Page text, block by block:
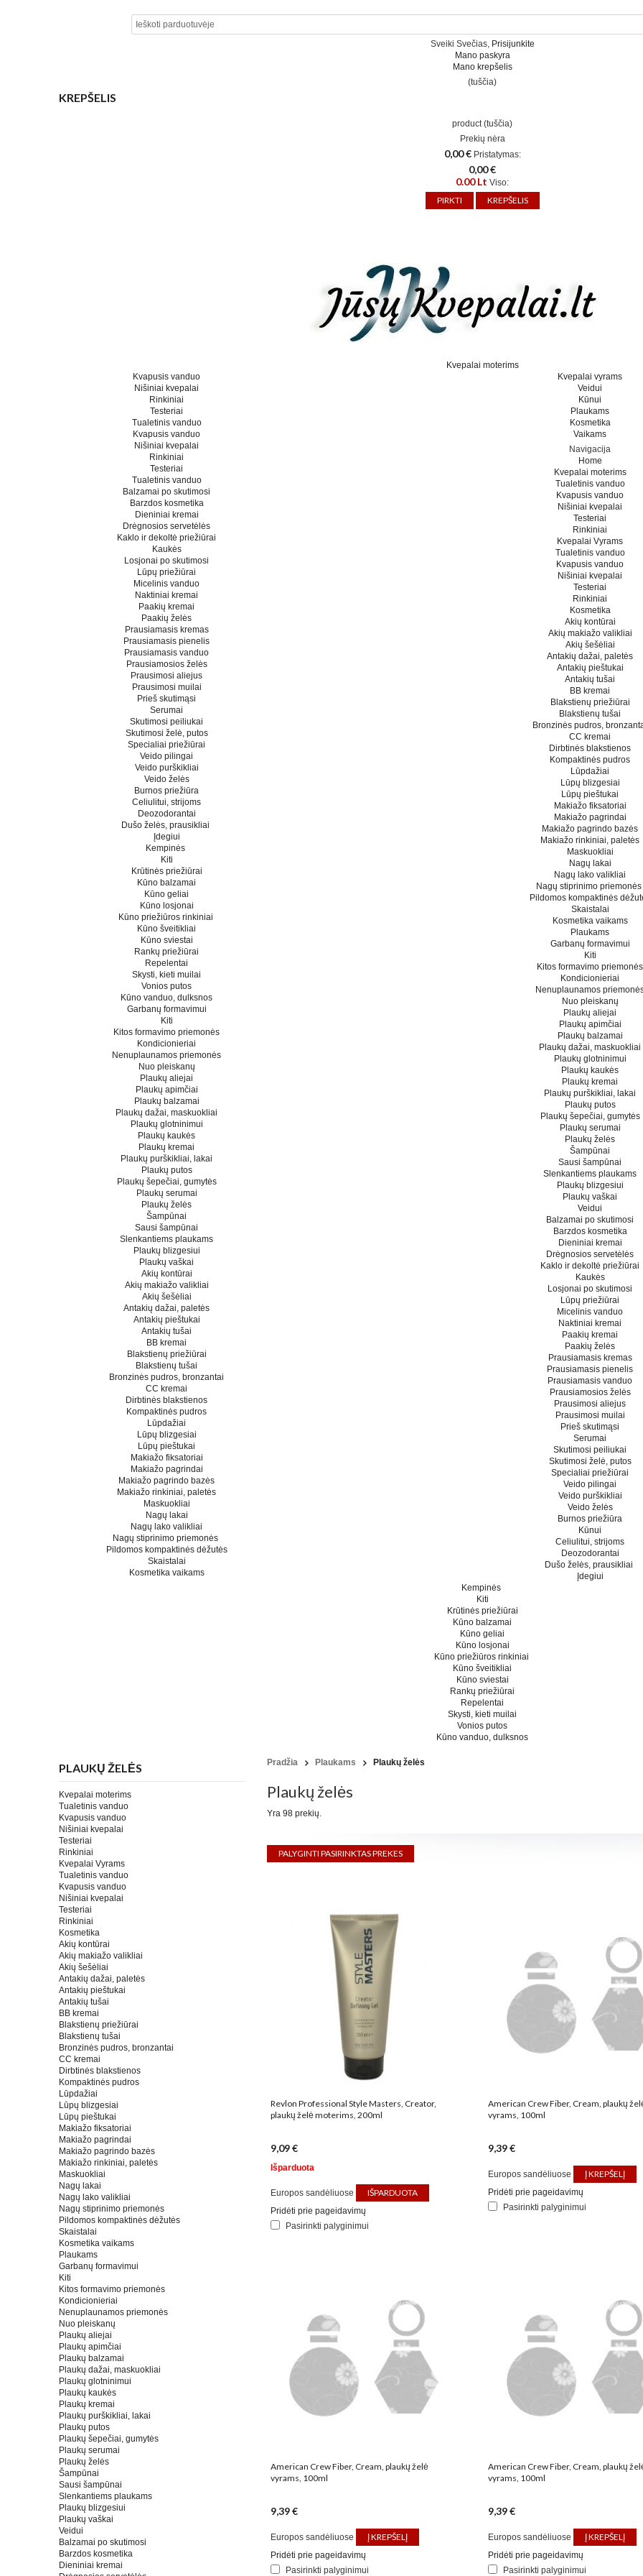
Sveiki Svečias, Prisijunkite
Mano paskyra
Mano krepšelis
(tuščia)
KREPŠELIS
product (tuščia)
Prekių nėra
0,00 € Pristatymas:
0,00 €
0.00 Lt Viso:
PIRKTI KREPŠELIS
Kvepalai moterims
Kvapusis vanduo
Nišiniai kvepalai
Rinkiniai
Testeriai
Tualetinis vanduo
Kvepalai vyrams
Kvapusis vanduo
Nišiniai kvepalai
Rinkiniai
Testeriai
Tualetinis vanduo
Veidui
Balzamai po skutimosi
Barzdos kosmetika
Dieniniai kremai
Drėgnosios servetėlės
Kaklo ir dekoltė priežiūrai
Kaukės
Losjonai po skutimosi
Lūpų priežiūrai
Micelinis vanduo
Naktiniai kremai
Paakių kremai
Paakių želės
Prausiamasis kremas
Prausiamasis pienelis
Prausiamasis vanduo
Prausiamosios želės
Prausimosi aliejus
Prausimosi muilai
Prieš skutimąsi
Serumai
Skutimosi peiliukai
Skutimosi želė, putos
Specialiai priežiūrai
Veido pilingai
Veido purškikliai
Veido želės
Burnos priežiūra
Kūnui
Celiulitui, strijoms
Deozodorantai
Dušo želės, prausikliai
Įdegiui
Kempinės
Kiti
Krūtinės priežiūrai
Kūno balzamai
Kūno geliai
Kūno losjonai
Kūno priežiūros rinkiniai
Kūno šveitikliai
Kūno sviestai
Rankų priežiūrai
Repelentai
Skysti, kieti muilai
Vonios putos
Kūno vanduo, dulksnos
Plaukams
Garbanų formavimui
Kiti
Kitos formavimo priemonės
Kondicionieriai
Nenuplaunamos priemonės
Nuo pleiskanų
Plaukų aliejai
Plaukų apimčiai
Plaukų balzamai
Plaukų dažai, maskuokliai
Plaukų glotninimui
Plaukų kaukės
Plaukų kremai
Plaukų purškikliai, lakai
Plaukų putos
Plaukų šepečiai, gumytės
Plaukų serumai
Plaukų želės
Šampūnai
Sausi šampūnai
Slenkantiems plaukams
Plaukų blizgesiui
Plaukų vaškai
Kosmetika
Akių kontūrai
Akių makiažo valikliai
Akių šešėliai
Antakių dažai, paletės
Antakių pieštukai
Antakių tušai
BB kremai
Blakstienų priežiūrai
Blakstienų tušai
Bronzinės pudros, bronzantai
CC kremai
Dirbtinės blakstienos
Kompaktinės pudros
Lūpdažiai
Lūpų blizgesiai
Lūpų pieštukai
Makiažo fiksatoriai
Makiažo pagrindai
Makiažo pagrindo bazės
Makiažo rinkiniai, paletės
Maskuokliai
Nagų lakai
Nagų lako valikliai
Nagų stiprinimo priemonės
Pildomos kompaktinės dėžutės
Skaistalai
Kosmetika vaikams
Vaikams
Navigacija
Home
Kvepalai moterims
Tualetinis vanduo
Kvapusis vanduo
Nišiniai kvepalai
Testeriai
Rinkiniai
Kvepalai Vyrams
Tualetinis vanduo
Kvapusis vanduo
Nišiniai kvepalai
Testeriai
Rinkiniai
Kosmetika
Akių kontūrai
Akių makiažo valikliai
Akių šešėliai
Antakių dažai, paletės
Antakių pieštukai
Antakių tušai
BB kremai
Blakstienų priežiūrai
Blakstienų tušai
Bronzinės pudros,
CC kremai
Dirbtinės blakstienos
Kompaktinės pudros
Lūpdažiai
Lūpų blizgesiai
Lūpų pieštukai
Makiažo fiksatoriai
Makiažo pagrindai
Makiažo pagrindo bazės
Makiažo rinkiniai, paletės
Maskuokliai
Nagų lakai
Nagų lako valikliai
Nagų stiprinimo priemonės
Pildomos kompaktinės
Skaistalai
Kosmetika vaikams
Plaukams
Garbanų formavimui
Kiti
Kitos formavimo priemonės
Kondicionieriai
Nenuplaunamos
Nuo pleiskanų
Plaukų aliejai
Plaukų apimčiai
Plaukų balzamai
Plaukų dažai, maskuokliai
Plaukų glotninimui
Plaukų kaukės
Plaukų kremai
Plaukų purškikliai, lakai
Plaukų putos
Plaukų šepečiai, gumytės
Plaukų serumai
Plaukų želės
Šampūnai
Sausi šampūnai
Slenkantiems plaukams
Plaukų blizgesiui
Plaukų vaškai
Veidui
Balzamai po skutimosi
Barzdos kosmetika
Dieniniai kremai
Drėgnosios servetėlės
Kaklo ir dekoltė priežiūrai
Kaukės
Losjonai po skutimosi
Lūpų priežiūrai
Micelinis vanduo
Naktiniai kremai
Paakių kremai
Paakių želės
Prausiamasis kremas
Prausiamasis pienelis
Prausiamasis vanduo
Prausiamosios želės
Prausimosi aliejus
Prausimosi muilai
Prieš skutimąsi
Serumai
Skutimosi peiliukai
Skutimosi želė, putos
Specialiai priežiūrai
Veido pilingai
Veido purškikliai
Veido želės
Burnos priežiūra
Kūnui
Celiulitui, strijoms
Deozodorantai
Dušo želės, prausikliai
Įdegiui
Kempinės
Kiti
Krūtinės priežiūrai
Kūno balzamai
Kūno geliai
Kūno losjonai
Kūno priežiūros rinkiniai
Kūno šveitikliai
Kūno sviestai
Rankų priežiūrai
Repelentai
Skysti, kieti muilai
Vonios putos
Kūno vanduo, dulksnos
PLAUKŲ ŽELĖS
Kvepalai moterims
Tualetinis vanduo
Kvapusis vanduo
Nišiniai kvepalai
Testeriai
Rinkiniai
Kvepalai Vyrams
Tualetinis vanduo
Kvapusis vanduo
Nišiniai kvepalai
Testeriai
Rinkiniai
Kosmetika
Akių kontūrai
Akių makiažo valikliai
Akių šešėliai
Antakių dažai, paletės
Antakių pieštukai
Antakių tušai
BB kremai
Blakstienų priežiūrai
Blakstienų tušai
Bronzinės pudros, bronzantai
CC kremai
Dirbtinės blakstienos
Kompaktinės pudros
Lūpdažiai
Lūpų blizgesiai
Lūpų pieštukai
Makiažo fiksatoriai
Makiažo pagrindai
Makiažo pagrindo bazės
Makiažo rinkiniai, paletės
Maskuokliai
Nagų lakai
Nagų lako valikliai
Nagų stiprinimo priemonės
Pildomos kompaktinės dėžutės
Skaistalai
Kosmetika vaikams
Plaukams
Garbanų formavimui
Kiti
Kitos formavimo priemonės
Kondicionieriai
Nenuplaunamos priemonės
Nuo pleiskanų
Plaukų aliejai
Plaukų apimčiai
Plaukų balzamai
Plaukų dažai, maskuokliai
Plaukų glotninimui
Plaukų kaukės
Plaukų kremai
Plaukų purškikliai, lakai
Plaukų putos
Plaukų šepečiai, gumytės
Plaukų serumai
Plaukų želės
Šampūnai
Sausi šampūnai
Slenkantiems plaukams
Plaukų blizgesiui
Plaukų vaškai
Veidui
Balzamai po skutimosi
Barzdos kosmetika
Dieniniai kremai
Pradžia Plaukams Plaukų želės
Plaukų želės
Yra 98 prekių.
Revlon Professional Style Masters, Creator,
plaukų želė moterims, 200ml
9,09 €
Išparduota
Europos sandėliuose IŠPARDUOTA
Pridėti prie pageidavimų
Pasirinkti palyginimui
American Crew Fiber, Cream, plaukų
vyrams, 100ml
9,39 €
Europos sandėliuose Į KREPŠELĮ
Pridėti prie pageidavimų
Pasirinkti palyginimui
American Crew Fiber, Cream, plaukų želė
vyrams, 100ml
9,39 €
Europos sandėliuose Į KREPŠELĮ
Pridėti prie pageidavimų
Pasirinkti palyginimui
American Crew Fiber, Cream, plaukų
vyrams, 100ml
9,39 €
Europos sandėliuose Į KREPŠELĮ
Pridėti prie pageidavimų
Pasirinkti palyginimui